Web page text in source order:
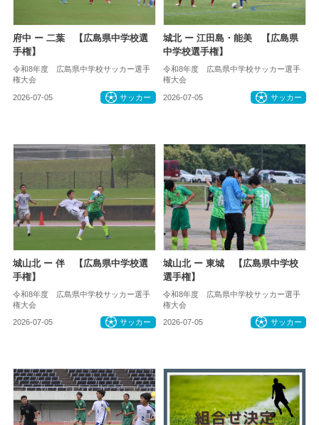
府中 ー 二葉 【広島県中学校選
手権】
令和8年度 広島県中学校サッカー選手
権大会
2026-07-05 サッカー
城北 ー 江田島・能美 【広島県
中学校選手権】
令和8年度 広島県中学校サッカー選手
権大会
2026-07-05 サッカー
城山北 ー 伴 【広島県中学校選
手権】
令和8年度 広島県中学校サッカー選手
権大会
2026-07-05 サッカー
城山北 ー 東城 【広島県中学校
選手権】
令和8年度 広島県中学校サッカー選手
権大会
2026-07-05 サッカー